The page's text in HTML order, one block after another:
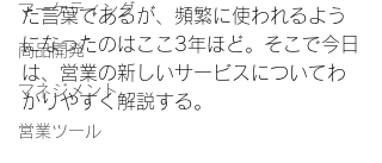
マーケティング
商品開発
マネジメント
営業ツール
た言葉であるが、頻繁に使われるよう
になったのはここ3年ほど。そこで今日
は、営業の新しいサービスについてわ
かりやすく解説する。